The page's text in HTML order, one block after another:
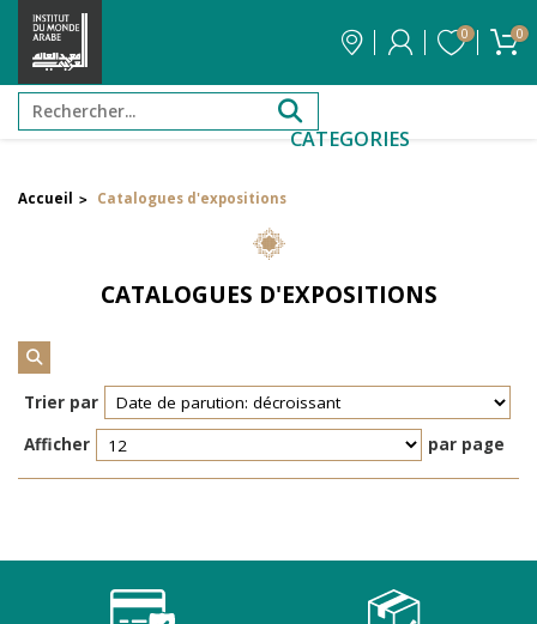
0 0
CATEGORIES
Filtrer par attribut
Réinitialiser les filtres
TENTER L'ART POUR SOIGNER
Accueil > Catalogues d'expositions
CATALOGUES D'EXPOSITIONS
Trier par
Afficher
par page